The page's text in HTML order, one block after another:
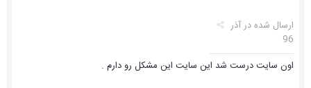
ارسال شده درآذر
96
اون سایت درست شد این سایت این مشکل رو دارم .